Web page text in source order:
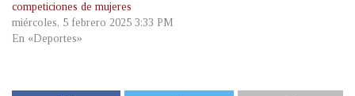
competiciones de mujeres
miércoles, 5 febrero 2025 3:33 PM
En «Deportes»